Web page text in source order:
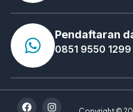
Pendaftaran
0851 9550 1299